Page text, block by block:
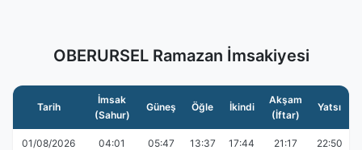
OBERURSEL Ramazan İmsakiyesi
Tarih
İmsak
(Sahur)
Güneş Öğle İkindi
Akşam
(İftar)
Yatsı
01/08/2026 04:01 05:47 13:37 17:44 21:17 22:50